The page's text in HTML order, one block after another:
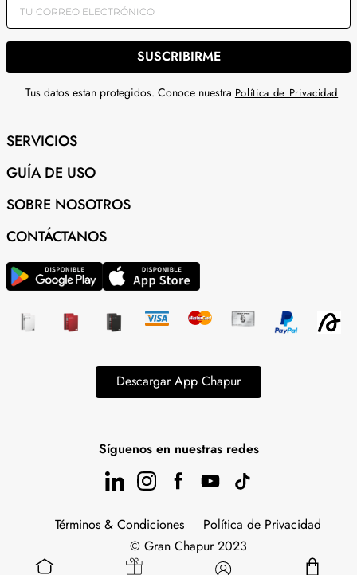
SUSCRIBIRME
Tus datos estan protegidos. Conoce nuestra Política de Privacidad
SERVICIOS
GUÍA DE USO
SOBRE NOSOTROS
CONTÁCTANOS
Descargar App Chapur
Síguenos en nuestras redes
Términos & Condiciones
Política de Privacidad
© Gran Chapur 2023